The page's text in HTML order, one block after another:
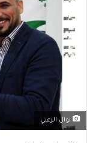
نوال الزغبي